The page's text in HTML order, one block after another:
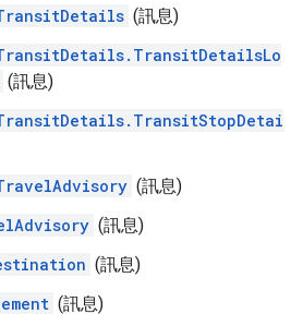
(訊息)
(訊息)
(訊息)
(訊息)
(訊息)
(訊息)